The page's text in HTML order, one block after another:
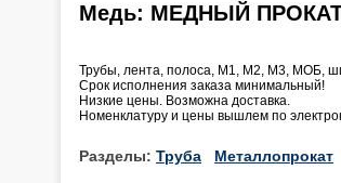
Медь: МЕДНЫЙ ПРОКАТ!
Трубы, лента, полоса, М1, М2, М3, МОБ,
Срок исполнения заказа минимальный!
Низкие цены. Возможна доставка.
Номенклатуру и цены вышлем по
Разделы: Труба Металлопрокат